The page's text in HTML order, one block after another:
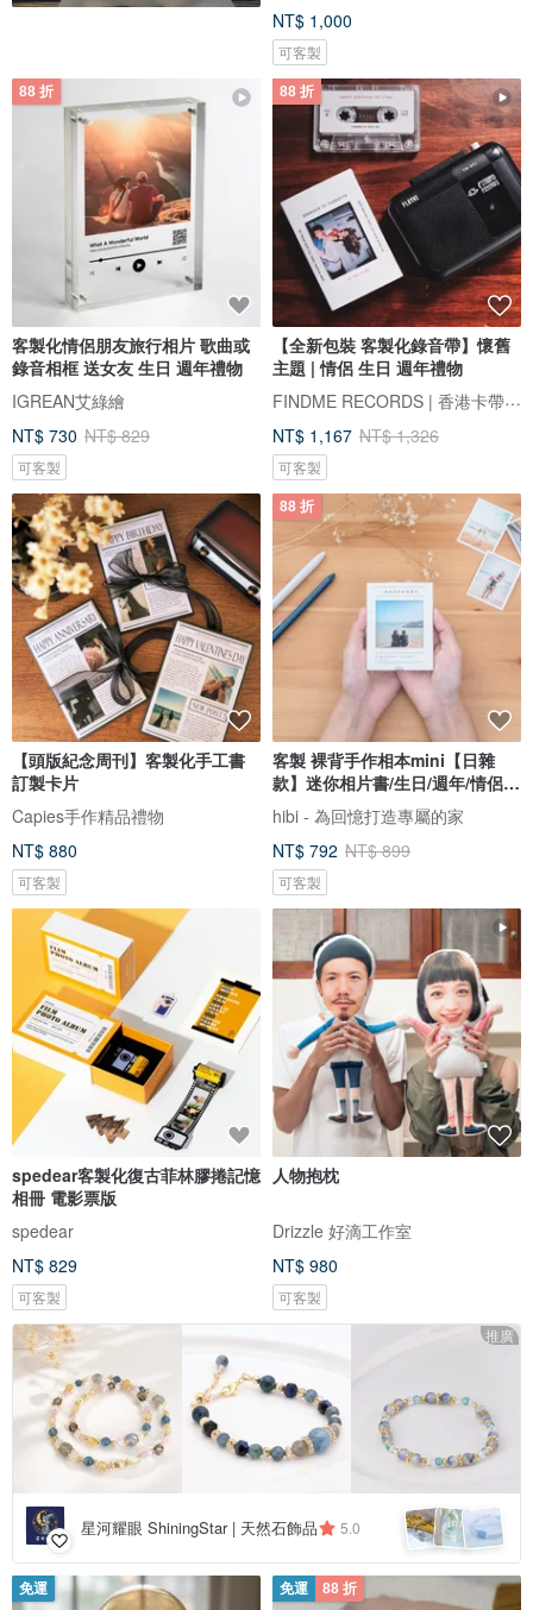
NT$ 1,000
可客製
88 折
客製化情侶朋友旅行相片 歌曲或
錄音相框 送女友 生日 週年禮物
IGREAN艾綠繪
NT$ 730 NT$ 829
可客製
88 折
【全新包裝 客製化錄音帶】懷舊
主題 | 情侶 生日 週年禮物
FINDME RECORDS | 香港卡帶唱片生活店
NT$ 1,167 NT$ 1,326
可客製
【頭版紀念周刊】客製化手工書
訂製卡片
Capies手作精品禮物
NT$ 880
可客製
88 折
客製 裸背手作相本mini【日雜
款】迷你相片書/生日/週年/情侶禮
物
hibi - 為回憶打造專屬的家
NT$ 792 NT$ 899
可客製
spedear客製化復古菲林膠捲記憶
相冊 電影票版
spedear
NT$ 829
可客製
人物抱枕
Drizzle 好滴工作室
NT$ 980
可客製
推廣
星河耀眼 ShiningStar | 天然石飾品 5.0
免運 免運 88 折